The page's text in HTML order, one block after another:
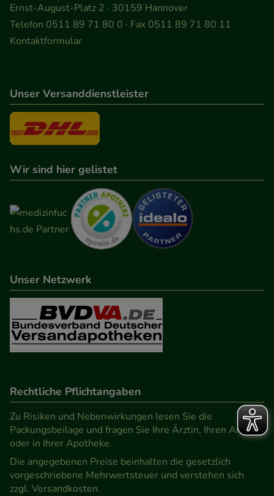
Ernst-August-Platz 2 · 30159 Hannover
Telefon 0511 89 71 80 0 · Fax 0511 89 71 80 11
Kontaktformular
Unser Versanddienstleister
Wir sind hier gelistet
Unser Netzwerk
Rechtliche Pflichtangaben
Zu Risiken und Nebenwirkungen lesen Sie die
Packungsbeilage und fragen Sie Ihre Ärztin, Ihren Arzt
oder in Ihrer Apotheke.
Die angegebenen Preise beinhalten die gesetzlich
vorgeschriebene Mehrwertsteuer und verstehen sich
zzgl. Versandkosten.